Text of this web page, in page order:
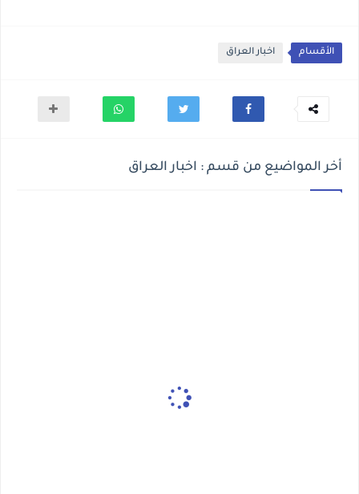
الأقسام اخبار العراق
أخر المواضيع من قسم : اخبار العراق